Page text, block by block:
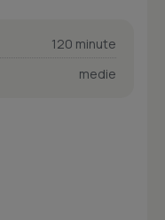
120 minute
medie